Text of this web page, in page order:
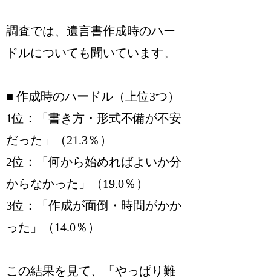
調査では、遺言書作成時のハー
ドルについても聞いています。
■ 作成時のハードル（上位3つ）
1位：「書き方・形式不備が不安
だった」（21.3％）
2位：「何から始めればよいか分
からなかった」（19.0％）
3位：「作成が面倒・時間がかか
った」（14.0％）
この結果を見て、「やっぱり難